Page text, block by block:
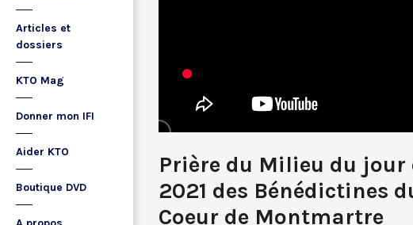
Articles et
dossiers
KTO Mag
Donner mon IFI
Aider KTO
Boutique DVD
Prière du Milieu du
2021 des Bénédictines
Coeur de Montmartre